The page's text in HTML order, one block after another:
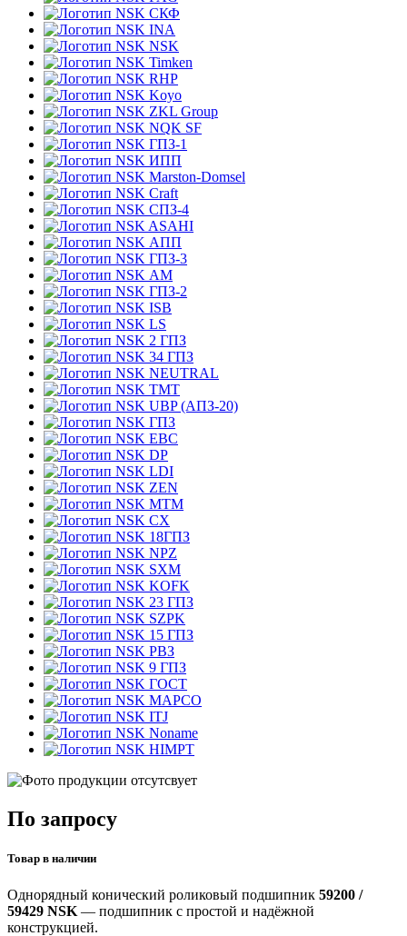
СКФ
INA
NSK
Timken
RHP
Koyo
ZKL Group
NQK SF
ГПЗ-1
ИПП
Marston-Domsel
Craft
СПЗ-4
ASAHI
АПП
ГПЗ-3
АМ
ГПЗ-2
ISB
LS
2 ГПЗ
34 ГПЗ
NEUTRAL
TMT
UBP (АПЗ-20)
ГПЗ
EBC
DP
LDI
ZEN
MTM
CX
18ГПЗ
NPZ
SXM
KOFK
23 ГПЗ
SZPK
15 ГПЗ
РВЗ
9 ГПЗ
ГОСТ
MAPCO
ITJ
Noname
HIMPT
По запросу
Товар в наличии
Однорядный конический роликовый подшипник 59200 /
59429 NSK — подшипник с простой и надёжной
конструкцией.